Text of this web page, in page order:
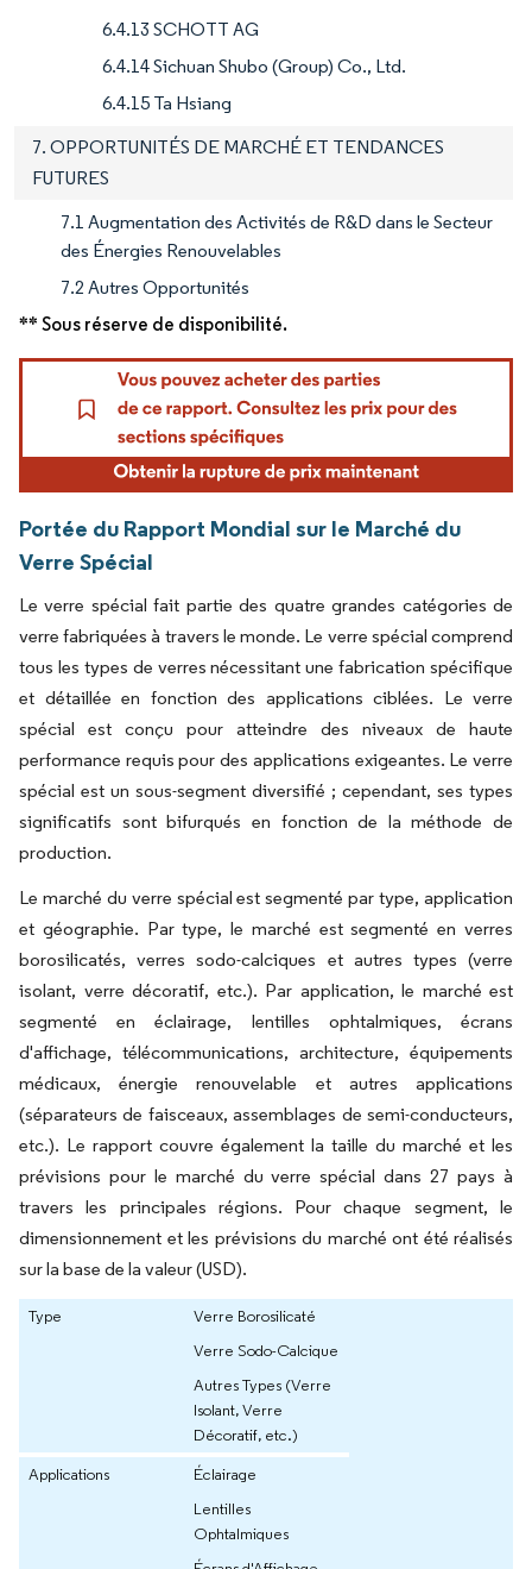
6.4.13 SCHOTT AG
6.4.14 Sichuan Shubo (Group) Co., Ltd.
6.4.15 Ta Hsiang
7. OPPORTUNITÉS DE MARCHÉ ET TENDANCES
FUTURES
7.1 Augmentation des Activités de R&D dans le Secteur
des Énergies Renouvelables
7.2 Autres Opportunités
** Sous réserve de disponibilité.
Portée du Rapport Mondial sur le Marché du
Verre Spécial
Le verre spécial fait partie des quatre grandes catégories de
verre fabriquées à travers le monde. Le verre spécial comprend
tous les types de verres nécessitant une fabrication spécifique
et détaillée en fonction des applications ciblées. Le verre
spécial est conçu pour atteindre des niveaux de haute
performance requis pour des applications exigeantes. Le verre
spécial est un sous-segment diversifié ; cependant, ses types
significatifs sont bifurqués en fonction de la méthode de
production.
Le marché du verre spécial est segmenté par type, application
et géographie. Par type, le marché est segmenté en verres
borosilicatés, verres sodo-calciques et autres types (verre
isolant, verre décoratif, etc.). Par application, le marché est
segmenté en éclairage, lentilles ophtalmiques, écrans
d'affichage, télécommunications, architecture, équipements
médicaux, énergie renouvelable et autres applications
(séparateurs de faisceaux, assemblages de semi-conducteurs,
etc.). Le rapport couvre également la taille du marché et les
prévisions pour le marché du verre spécial dans 27 pays à
travers les principales régions. Pour chaque segment, le
dimensionnement et les prévisions du marché ont été réalisés
sur la base de la valeur (USD).
Type
Verre Borosilicaté
Verre Sodo-Calcique
Autres Types (Verre
Isolant, Verre
Décoratif, etc.)
Applications
Éclairage
Lentilles
Ophtalmiques